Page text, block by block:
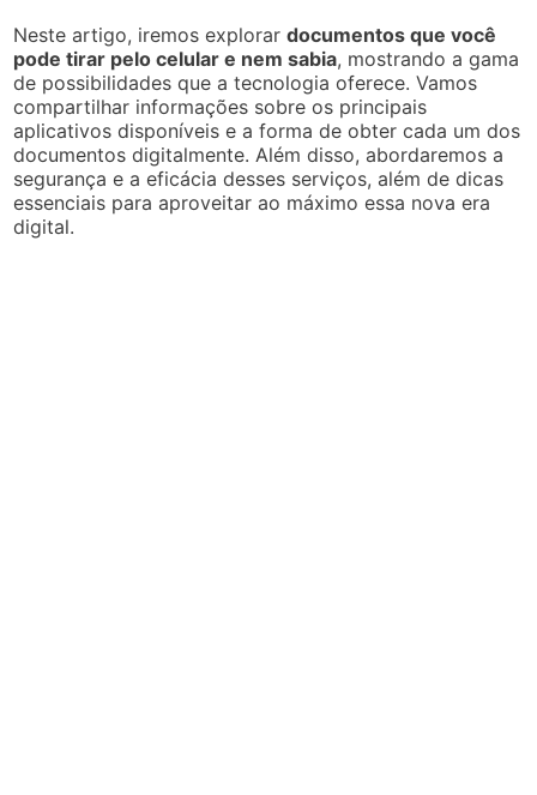
Neste artigo, iremos explorardocumentos que você
pode tirar pelo celular e nem sabia, mostrando a gama
de possibilidades que a tecnologia oferece. Vamos
compartilhar informações sobre os principais
aplicativos disponíveis e a forma de obter cada um dos
documentos digitalmente. Além disso, abordaremos a
segurança e a eficácia desses serviços, além de dicas
essenciais para aproveitar ao máximo essa nova era
digital.